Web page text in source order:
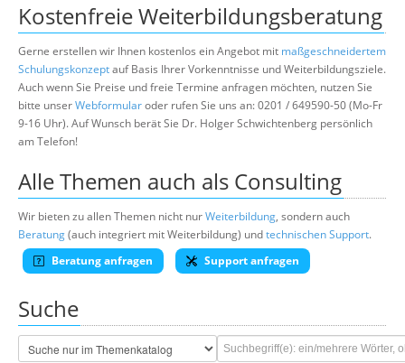
Kostenfreie Weiterbildungsberatung
Gerne erstellen wir Ihnen kostenlos ein Angebot mit maßgeschneidertem
Schulungskonzeptauf Basis Ihrer Vorkenntnisse und Weiterbildungsziele.
Auch wenn Sie Preise und freie Termine anfragen möchten, nutzen Sie
bitte unserWebformularoder rufen Sie uns an: 0201 / 649590-50 (Mo-Fr
9-16 Uhr). Auf Wunsch berät Sie Dr. Holger Schwichtenberg persönlich
am Telefon!
Alle Themen auch als Consulting
Wir bieten zu allen Themen nicht nurWeiterbildung, sondern auch
Beratung(auch integriert mit Weiterbildung) undtechnischen Support.
Beratung anfragen
Support anfragen
Suche